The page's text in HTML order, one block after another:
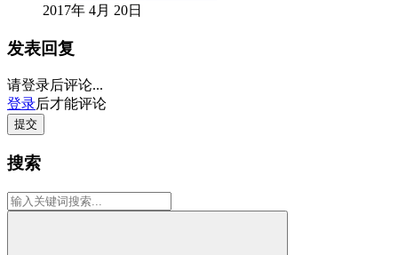
2017年 4月 20日
发表回复
请登录后评论...
登录后才能评论
提交
搜索